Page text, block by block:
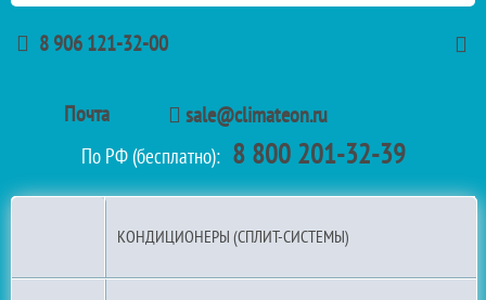
8 906 121-32-00
Почта sale@climateon.ru
По РФ (бесплатно): 8 800 201-32-39
КОНДИЦИОНЕРЫ (СПЛИТ-СИСТЕМЫ)